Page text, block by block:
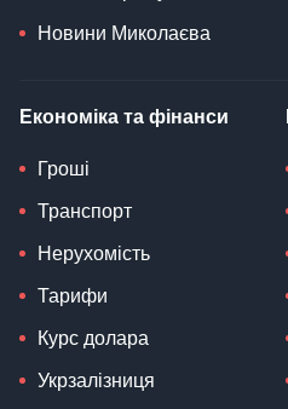
Новини Миколаєва
Економіка та фінанси
Гроші
Транспорт
Нерухомість
Тарифи
Курс долара
Укрзалізниця